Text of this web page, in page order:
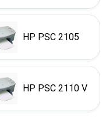
HP PSC 2105
HP PSC 2110 V